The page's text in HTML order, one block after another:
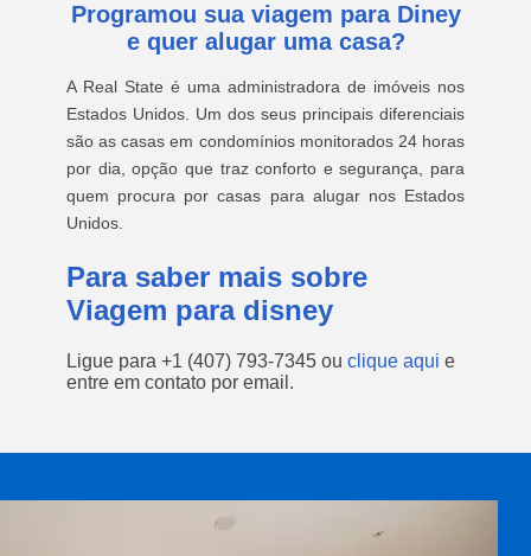
Programou sua viagem para Diney
e quer alugar uma casa?
A Real State é uma administradora de imóveis nos
Estados Unidos. Um dos seus principais diferenciais
são as casas em condomínios monitorados 24 horas
por dia, opção que traz conforto e segurança, para
quem procura por casas para alugar nos Estados
Unidos.
Para saber mais sobre
Viagem para disney
Ligue para +1 (407) 793-7345 ou clique aqui e
entre em contato por email.